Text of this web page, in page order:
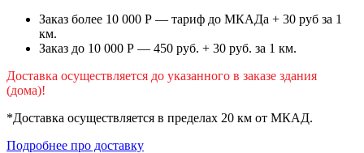
Заказ более 10 000 Р — тариф до МКАДа + 30 руб за 1
км.
Заказ до 10 000 Р — 450 руб. + 30 руб. за 1 км.
Доставка осуществляется до указанного в заказе здания
(дома)!
*Доставка осуществляется в пределах 20 км от МКАД.
Подробнее про доставку